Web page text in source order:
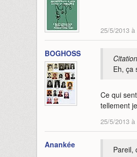
25/5/2013
BOGHOSS
Eh, ça
Ce qui
tellement
25/5/2013
Anankée Pareil,